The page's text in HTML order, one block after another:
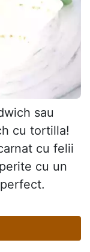
sau
cu tortilla!
​​cu felii
cu un